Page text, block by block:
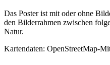
Das Poster ist mit oder ohne
den Bilderrahmen zwischen
Natur.
Kartendaten: OpenStreetMap-